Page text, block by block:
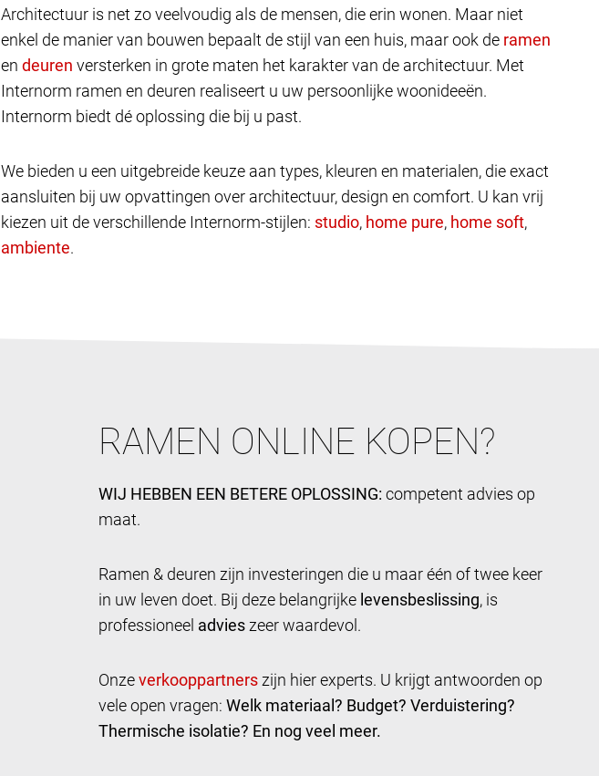
Architectuur is net zo veelvoudig als de mensen, die erin wonen. Maar niet
enkel de manier van bouwen bepaalt de stijl van een huis, maar ook de
en
versterken in grote maten het karakter van de architectuur. Met
Internorm ramen en deuren realiseert u uw persoonlijke woonideeën.
Internorm biedt dé oplossing die bij u past.
We bieden u een uitgebreide keuze aan types, kleuren en materialen, die exact
aansluiten bij uw opvattingen over architectuur, design en comfort. U kan vrij
kiezen uit de verschillende Internorm-stijlen:
, ,
,
.
RAMEN ONLINE KOPEN?
WIJ HEBBEN EEN BETERE OPLOSSING: competent advies op
maat.
Ramen & deuren zijn investeringen die u maar één of twee keer
in uw leven doet. Bij deze belangrijke levensbeslissing, is
professioneel advieszeer waardevol.
Onze
zijn hier experts. U krijgt antwoorden op
vele open vragen: Welk materiaal? Budget? Verduistering?
Thermische isolatie? En nog veel meer.